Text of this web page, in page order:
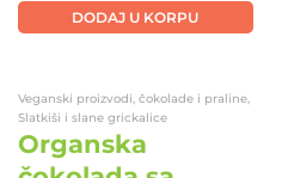
DODAJ U KORPU
Veganski proizvodi, čokolade i praline,
Slatkiši i slane grickalice
Organska